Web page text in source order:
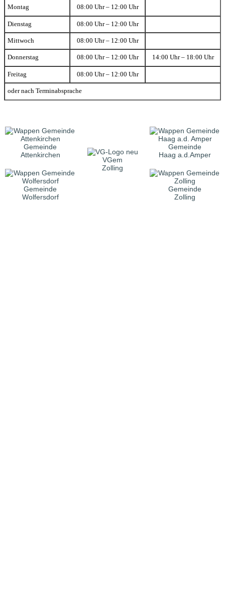
Montag 08:00 Uhr – 12:00 Uhr
Dienstag 08:00 Uhr – 12:00 Uhr
Mittwoch 08:00 Uhr – 12:00 Uhr
Donnerstag 08:00 Uhr – 12:00 Uhr 14:00 Uhr – 18:00 Uhr
Freitag 08:00 Uhr – 12:00 Uhr
oder nach Terminabsprache
Gemeinde
Attenkirchen
VGem
Zolling
Gemeinde
Haag a.d.Amper
Gemeinde
Wolfersdorf
Gemeinde
Zolling